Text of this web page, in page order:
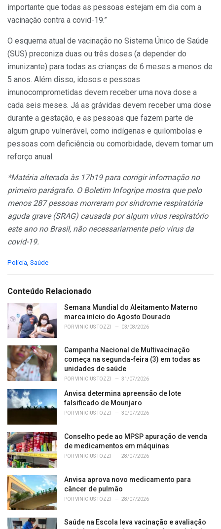
importante que todas as pessoas estejam em dia com a
vacinação contra a covid-19.”
O esquema atual de vacinação no Sistema Único de Saúde
(SUS) preconiza duas ou três doses (a depender do
imunizante) para todas as crianças de 6 meses a menos de
5 anos. Além disso, idosos e pessoas
imunocomprometidas devem receber uma nova dose a
cada seis meses. Já as grávidas devem receber uma dose
durante a gestação, e as pessoas que fazem parte de
algum grupo vulnerável, como indígenas e quilombolas e
pessoas com deficiência ou comorbidade, devem tomar um
reforço anual.
*Matéria alterada às 17h19 para corrigir informação no
primeiro parágrafo. O Boletim Infogripe mostra que pelo
menos 287 pessoas morreram por síndrome respiratória
aguda grave (SRAG) causada por algum vírus respiratório
este ano no Brasil, não necessariamente pelo vírus da
covid-19.
C
e
o
i
Polícia, Saúde
Conteúdo Relacionado
Semana Mundial do Aleitamento Materno
marca início do Agosto Dourado
PORVINICIUS TOZZI 03/08/2026
Campanha Nacional de Multivacinação
começa na segunda-feira (3) em todas as
unidades de saúde
PORVINICIUS TOZZI 31/07/2026
Anvisa determina apreensão de lote
falsificado de Mounjaro
PORVINICIUS TOZZI 30/07/2026
Conselho pede ao MPSP apuração de venda
de medicamentos em máquinas
PORVINICIUS TOZZI 28/07/2026
Anvisa aprova novo medicamento para
câncer de pulmão
PORVINICIUS TOZZI 28/07/2026
Saúde na Escola leva vacinação e avaliação